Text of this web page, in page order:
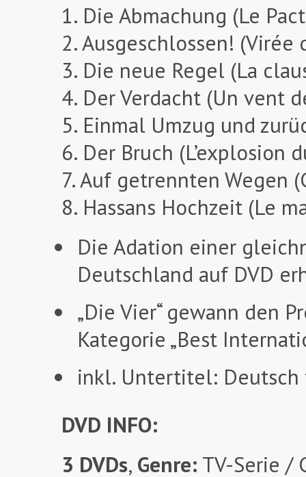
1. Die Abmachung (Le
2. Ausgeschlossen! (Virée
3. Die neue Regel (La
4. Der Verdacht (Un vent
5. Einmal Umzug und
6. Der Bruch (L’explosion
7. Auf getrennten Wegen
8. Hassans Hochzeit (Le
Die Adation einer
Deutschland auf DVD
„Die Vier“ gewann den
Kategorie „Best
inkl. Untertitel: Deutsch
DVD INFO:
3 DVDs, Genre: TV-Serie /